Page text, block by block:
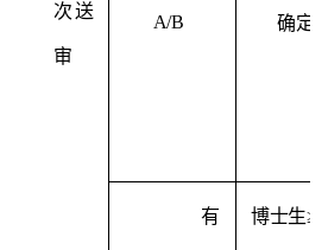
次送
审
A/B 确定
有 博士生≥